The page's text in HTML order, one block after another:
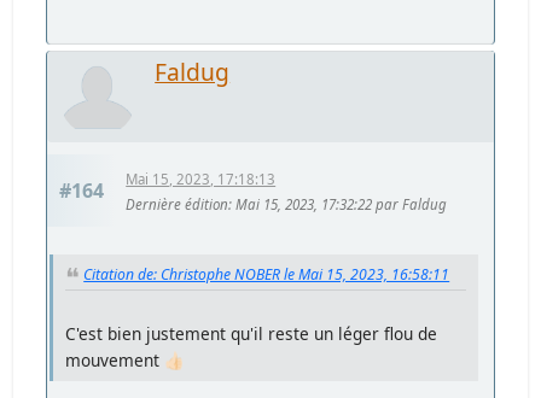
Faldug
#164
Mai 15, 2023, 17:18:13
Dernière édition: Mai 15, 2023, 17:32:22 par Faldug
Citation de: Christophe NOBER le Mai 15, 2023, 16:58:11
C'est bien justement qu'il reste un léger flou de
mouvement 👍🏻